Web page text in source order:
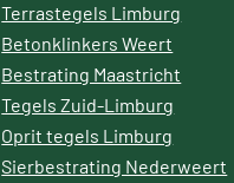
Terrastegels Limburg
Betonklinkers Weert
Bestrating Maastricht
Tegels Zuid-Limburg
Oprit tegels Limburg
Sierbestrating Nederweert